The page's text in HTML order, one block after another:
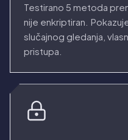
Testirano 5 metoda
nije enkriptiran.
slučajnog gledanja,
pristupa.